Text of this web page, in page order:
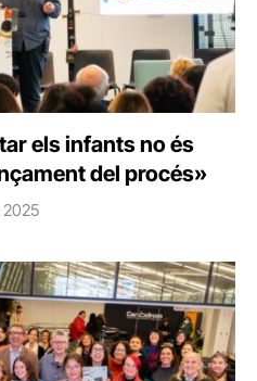
els infants no és
del procés»
2025